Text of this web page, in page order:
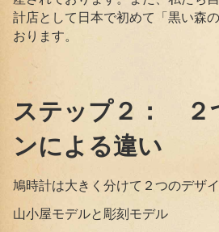
計店として日本で初めて「黒い森
おります。
ステップ２： ２
ンによる違い
鳩時計は大きく分けて２つのデザ
山小屋モデルと彫刻モデル